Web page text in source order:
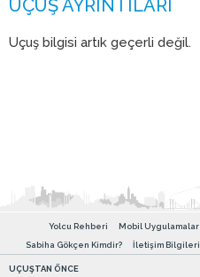
Uçuş bilgisi artık geçerli değil.
Yolcu Rehberi Mobil Uygulamalar
Sabiha Gökçen Kimdir?
İletişim Bilgileri
UÇUŞTAN ÖNCE